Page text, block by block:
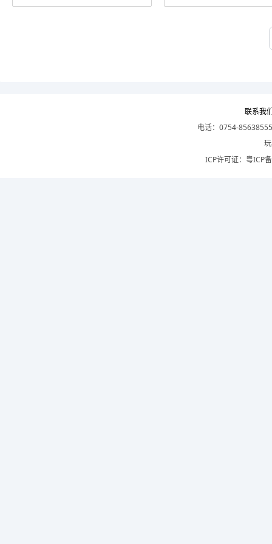
联系我
电话：0754-
ICP许可证： 粤ICP